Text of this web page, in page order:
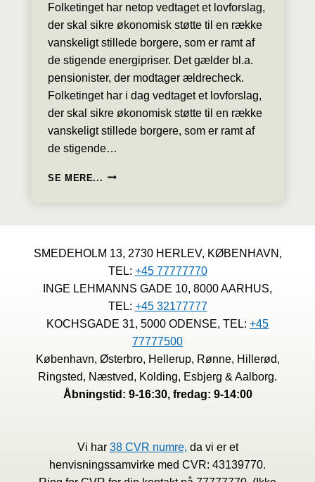
Folketinget har netop vedtaget et lovforslag,
der skal sikre økonomisk støtte til en række
vanskeligt stillede borgere, som er ramt af
de stigende energipriser. Det gælder bl.a.
pensionister, der modtager ældrecheck.
Folketinget har i dag vedtaget et lovforslag,
der skal sikre økonomisk støtte til en række
vanskeligt stillede borgere, som er ramt af
de stigende…
SE MERE... LOVFORSLAGET
ER
NU
VEDTAGET
SMEDEHOLM 13, 2730 HERLEV, KØBENHAVN,
TEL: +45 77777770
INGE LEHMANNS GADE 10, 8000 AARHUS,
TEL: +45 32177777
KOCHSGADE 31, 5000 ODENSE, TEL: +45
77777500
København, Østerbro, Hellerup, Rønne, Hillerød,
Ringsted, Næstved, Kolding, Esbjerg & Aalborg.
Åbningstid: 9-16:30, fredag: 9-14:00
Vi har 38 CVR numre, da vi er et
henvisningssamvirke med CVR: 43139770.